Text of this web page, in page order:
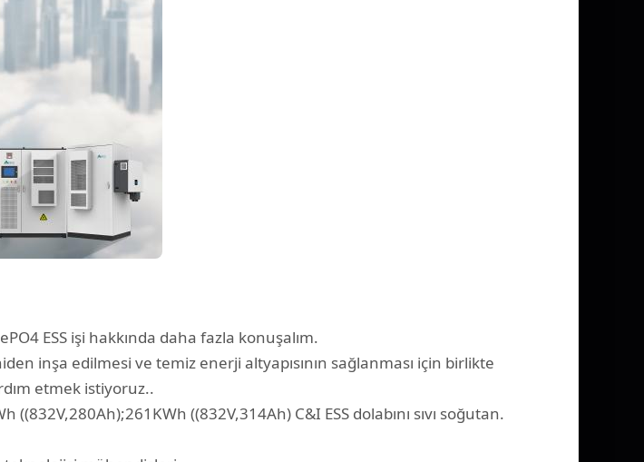
ESS işi hakkında daha fazla konuşalım.
inşa edilmesi ve temiz enerji altyapısının sağlanması için birlikte
etmek istiyoruz..
((832V,314Ah) C&I ESS dolabını sıvı soğutan.